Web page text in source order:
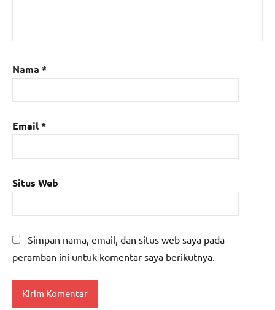
Nama *
Email*
Situs Web
Simpan nama, email, dan situs web saya pada
peramban ini untuk komentar saya berikutnya.